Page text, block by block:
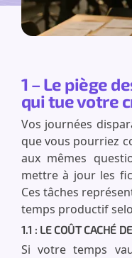
1 – Le piège
qui tue votre
Vos journées
que vous pourriez
aux mêmes
mettre à jour les
Ces tâches
temps productif
1.1 : LE COÛT CACHÉ
Si votre temps